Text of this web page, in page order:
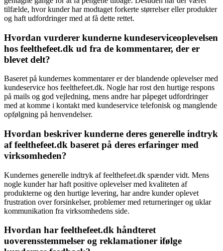
tilfælde, hvor kunder har modtaget forkerte størrelser eller produkter
og haft udfordringer med at få dette rettet.
Hvordan vurderer kunderne kundeserviceoplevelsen
hos feelthefeet.dk ud fra de kommentarer, der er
blevet delt?
Baseret på kundernes kommentarer er der blandende oplevelser med
kundeservice hos feelthefeet.dk. Nogle har rost den hurtige respons
på mails og god vejledning, mens andre har påpeget udfordringer
med at komme i kontakt med kundeservice telefonisk og manglende
opfølgning på henvendelser.
Hvordan beskriver kunderne deres generelle indtryk
af feelthefeet.dk baseret på deres erfaringer med
virksomheden?
Kundernes generelle indtryk af feelthefeet.dk spænder vidt. Mens
nogle kunder har haft positive oplevelser med kvaliteten af
produkterne og den hurtige levering, har andre kunder oplevet
frustration over forsinkelser, problemer med returneringer og uklar
kommunikation fra virksomhedens side.
Hvordan har feelthefeet.dk håndteret
uoverensstemmelser og reklamationer ifølge